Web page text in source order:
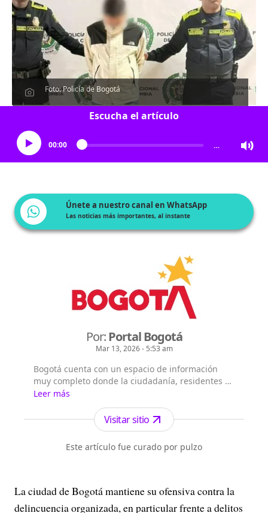
Foto: Policía de Bogotá
Escucha el artículo
00:00 …
Únete a nuestro canal en WhatsApp
Las noticias más importantes, al instante
Por:Portal Bogotá
Mar 13, 2026 - 5:53 am
Bogotá cuenta con un espacio de información
muy completo donde la ciudadanía, residentes y
extranjeros pueden consultar la información que
les interesa sobre Bogotá, su historia, sus
localidades, la gestión y principales noticias de la
Administración Distrital.
Leer más
Visitar sitio
Este artículo fue curado por pulzo
La ciudad de Bogotá mantiene su ofensiva contra la
delincuencia organizada, en particular frente a delitos